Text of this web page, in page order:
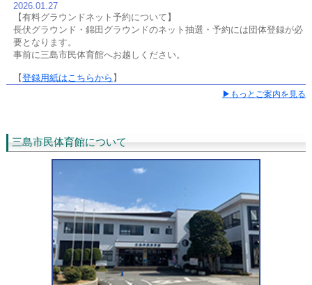
2026.01.27
【有料グラウンドネット予約について】
長伏グラウンド・錦田グラウンドのネット抽選・予約には団体登録が必
要となります。
事前に三島市民体育館へお越しください。
【登録用紙はこちらから 】
▶もっとご案内を見る
三島市民体育館について